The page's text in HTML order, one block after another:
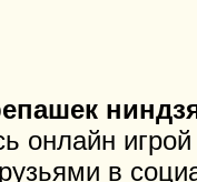
онлайн
в